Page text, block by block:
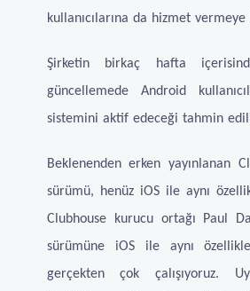
kullanıcılarına da hizmet vermeye
Şirketin birkaç hafta
güncellemede Android
sistemini aktif edeceği tahmin
Beklenenden erken yayınlanan
sürümü, henüz iOS ile aynı
Clubhouse kurucu ortağı Paul
sürümüne iOS ile aynı
gerçekten çok çalışıyoruz.